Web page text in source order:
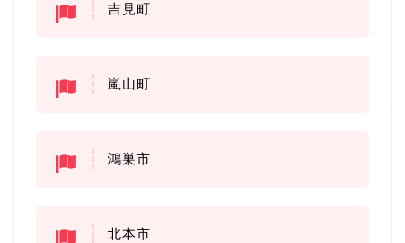
吉見町
嵐山町
鴻巣市
北本市